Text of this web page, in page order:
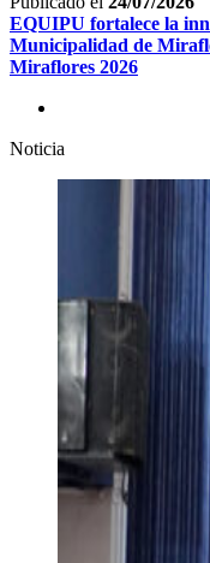
EQUIPU fortalece la
Municipalidad de
Miraflores 2026
Noticia